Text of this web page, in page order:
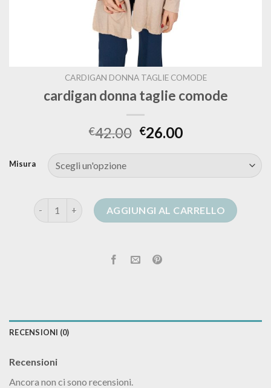
CARDIGAN DONNA TAGLIE COMODE
cardigan donna taglie comode
€42.00 €26.00
Misura
cardigan donna taglie comode quantità
AGGIUNGI AL CARRELLO
RECENSIONI (0)
Recensioni
Ancora non ci sono recensioni.